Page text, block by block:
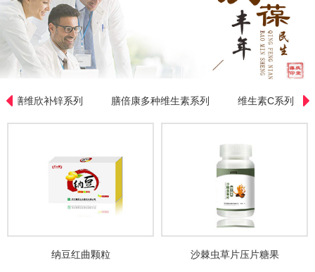
品牌故事
产品视频
企业视频
膏霜加工
乳液加工
洗护加工
OEM加工
科研打样
膳维欣补锌系列 膳倍康多种维生素系列 维生素C系列
纳豆红曲颗粒 沙棘虫草片压片糖果